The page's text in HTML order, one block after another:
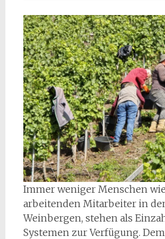
Immer weniger Menschen
arbeitenden Mitarbeiter in
Weinbergen, stehen als
Systemen zur Verfügung.